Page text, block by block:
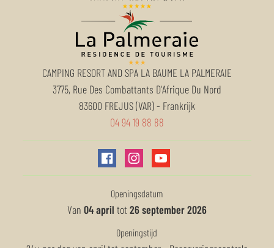
CAMPING RESORT AND SPA LA BAUME LA PALMERAIE
3775, Rue Des Combattants D'Afrique Du Nord
83600 FREJUS (VAR)- Frankrijk
04 94 19 88 88
Openingsdatum
Van 04 april tot 26 september 2026
Openingstijd